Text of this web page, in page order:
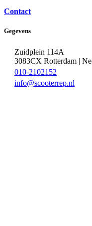
Contact
Gegevens
Zuidplein 114A
3083CX Rotterdam |
010-2102152
info@scooterrep.nl